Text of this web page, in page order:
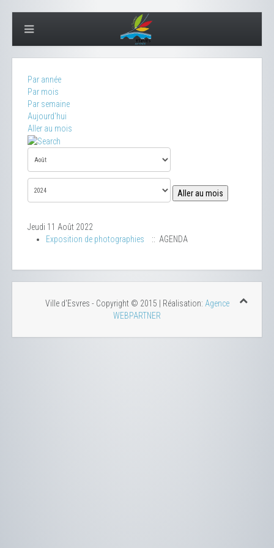
Par année
Par mois
Par semaine
Aujourd'hui
Aller au mois
Aller au mois
Jeudi 11 Août 2022
Exposition de photographies
:: AGENDA
Ville d'Esvres - Copyright © 2015 | Réalisation: Agence
WEBPARTNER